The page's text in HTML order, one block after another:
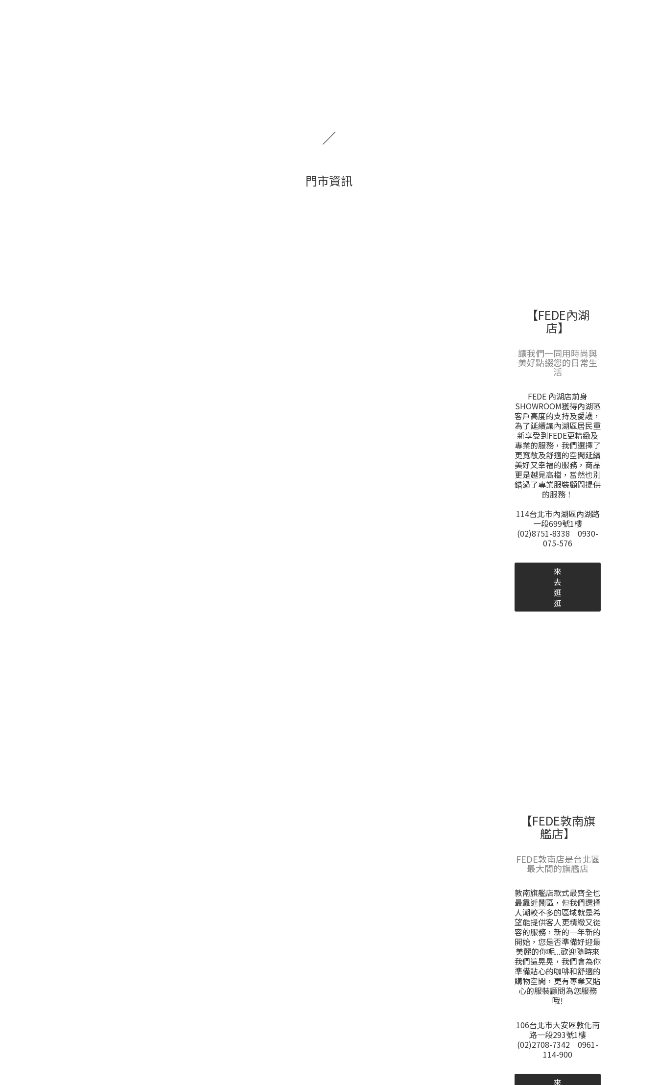
／
門市資訊
【FEDE內湖
店】
讓我們一同用時尚與
美好點綴您的日常生
活
FEDE 內湖店前身
SHOWROOM獲得內湖區
客戶高度的支持及愛護，
為了延續讓內湖區居民重
新享受到FEDE更精緻及
專業的服務，我們選擇了
更寬敞及舒適的空間延續
美好又幸福的服務，商品
更是越見高檔，當然也別
錯過了專業服裝顧問提供
的服務！
114台北市內湖區內湖路
一段699號1樓
(02)8751-8338 0930-
075-576
來
去
逛
逛
【​FEDE敦南旗
艦店】​
FEDE敦南店是台北區
最大間的旗艦店
敦南旗艦店款式最齊全也
最靠近鬧區，但我們選擇
人潮較不多的區域就是希
望能提供客人更精緻又從
容的服務，新的一年新的
開始，您是否準備好迎最
美麗的你呢...歡迎隨時來
我們這晃晃，我們會為你
準備貼心的咖啡和舒適的
購物空間，更有專業又貼
心的服裝顧問為您服務
哦!
106台北市大安區敦化南
路一段293號1樓
(02)2708-7342 0961-
114-900
來